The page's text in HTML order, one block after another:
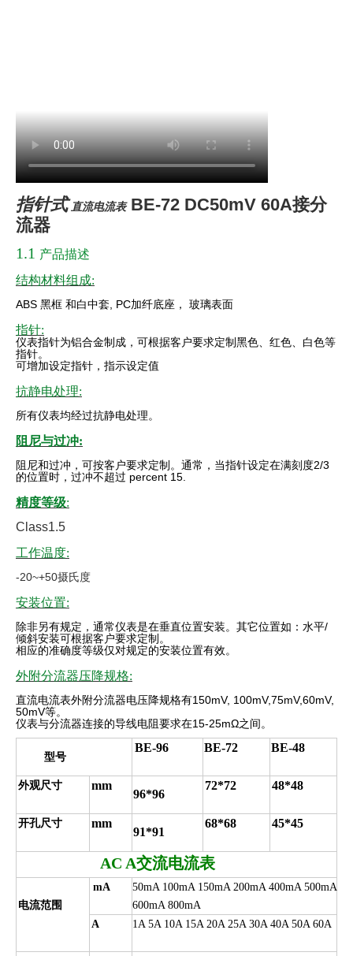
指针式直流电流表BE-72 DC50mV 60A接分
流器
1.1 产品描述
结构材料组成:
ABS 黑框 和白中套 , PC加纤底座， 玻璃表面
指针:
仪表指针为铝合金制成，可根据客户要求定制黑色、红色、白色等
指针。
可增加设定指针，指示设定值
抗静电处理:
所有仪表均经过抗静电处理。
阻尼与过冲:
阻尼和过冲，可按客户要求定制。通常，当指针设定在满刻度2/3
的位置时，过冲不超过 percent 15.
精度等级:
Class1.5
工作温度:
-20~+50摄氏度
安装位置:
除非另有规定，通常仪表是在垂直位置安装。其它位置如：水平/
倾斜安装可根据客户要求定制。
相应的准确度等级仅对规定的安装位置有效。
外附分流器压降规格:
直流电流表外附分流器电压降规格有150mV, 100mV,75mV,60mV,
50mV等。
仪表与分流器连接的导线电阻要求在15-25mΩ之间。
型号
BE-96 BE-72 BE-48
外观尺寸 mm
96*96
72*72 48*48
开孔尺寸 mm
91*91
68*68 45*45
AC A交流电流表
电流范围
mA
50mA 100mA 150mA 200mA 400mA 500mA
600mA 800mA
A
1A 5A 10A 15A 20A 25A 30A 40A 50A 60A